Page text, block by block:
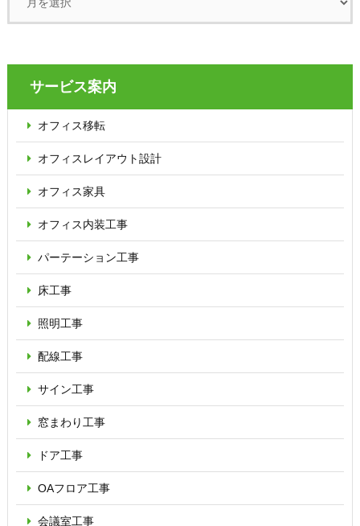
サービス案内
オフィス移転
オフィス レイアウト設計
オフィス家具
オフィス内装工事
パーテーション工事
床工事
照明工事
配線工事
サイン工事
窓まわり工事
ドア工事
OAフロア工事
会議室工事